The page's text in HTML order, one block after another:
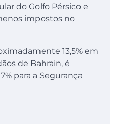
do Golfo Pérsico e
impostos no
13,5% em
de Bahrain, é
para a Segurança